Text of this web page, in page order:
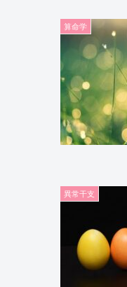
算命学
異常干支